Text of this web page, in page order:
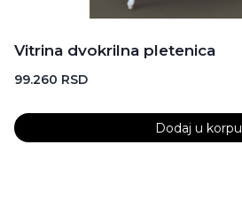
Vitrina dvokrilna pletenica
99.260 RSD
Dodaj u korpu